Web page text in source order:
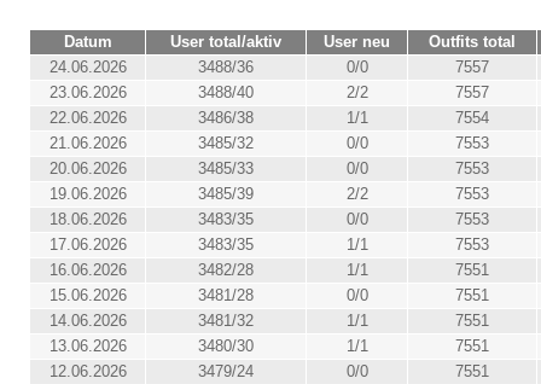
Datum User total/aktiv User neu
Outfits total
24.06.2026
3488/36 0/0
7557
23.06.2026
3488/40 2/2
7557
22.06.2026
3486/38 1/1
7554
21.06.2026
3485/32 0/0
7553
20.06.2026
3485/33 0/0
7553
19.06.2026
3485/39 2/2
7553
18.06.2026
3483/35 0/0
7553
17.06.2026
3483/35 1/1
7553
16.06.2026
3482/28 1/1
7551
15.06.2026
3481/28 0/0
7551
14.06.2026
3481/32 1/1
7551
13.06.2026
3480/30 1/1
7551
12.06.2026
3479/24 0/0
7551